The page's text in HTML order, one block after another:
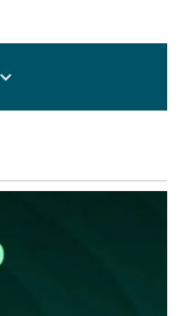
kirjautua